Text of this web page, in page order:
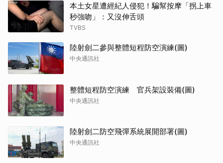
本土女星遭經紀人侵犯！騙幫按摩「拐上車
秒強吻」：又沒伸舌頭
TVBS
陸射劍二參與整體短程防空演練(圖)
中央通訊社
整體短程防空演練 官兵架設裝備(圖)
中央通訊社
陸射劍二防空飛彈系統展開部署(圖)
中央通訊社